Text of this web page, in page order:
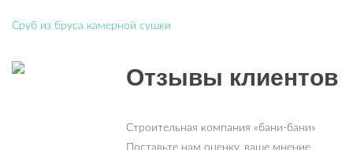
Сруб из бруса камерной сушки
Отзывы клиентов
Строительная компания «бани-бани»
Поставьте нам оценку, ваше мнение